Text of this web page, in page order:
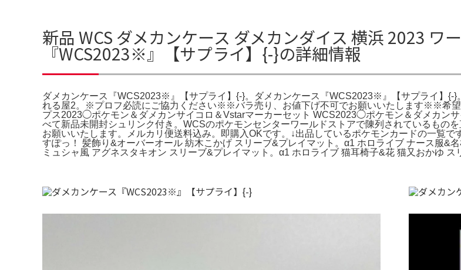
新品 WCS ダメカンケース ダメカンダイス 横浜 2023 ワ
『WCS2023※』【サプライ】{-}の詳細情報
ダメカンケース『WCS2023※』【サプライ】{-}。ダメカンケース『WCS2023※』【サプライ】{-
れる屋2。※プロフ必読にご協力ください※※バラ売り、お値下げ不可でお願いいたします※※希
プス2023◯ポケモン＆ダメカンサイコロ＆Vstarマーカーセット WCS2023◯ポケモン＆ダメカン
べて新品未開封シュリンク付き。WCSのポケモンセンターワールドストアで陳列されているもの
お願いいたします。メルカリ便送料込み。即購入OKです。↓出品しているポケモンカードの一覧
すぽっ！ 髪飾り&オーバーオール 紡木こかげ スリーブ&プレイマット。α1 ホロライブ ナース服&
ミュシャ風 アグネスタキオン スリーブ&プレイマット。α1 ホロライブ 猫耳椅子&花 猫又おかゆ ス